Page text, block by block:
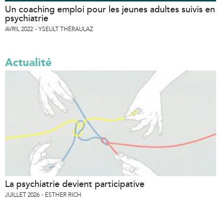
Un coaching emploi pour les jeunes adultes suivis en
psychiatrie
AVRIL 2022 YSEULT THÉRAULAZ
Actualité
La psychiatrie devient participative
JUILLET 2026 ESTHER RICH